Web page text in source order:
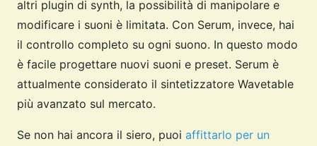
altri plugin di synth, la possibilità di manipolare e
modificare i suoni è limitata. Con Serum, invece, hai
il controllo completo su ogni suono. In questo modo
è facile progettare nuovi suoni e preset. Serum è
attualmente considerato il sintetizzatore Wavetable
più avanzato sul mercato.
Se non hai ancora il siero, puoi affittarlo per un